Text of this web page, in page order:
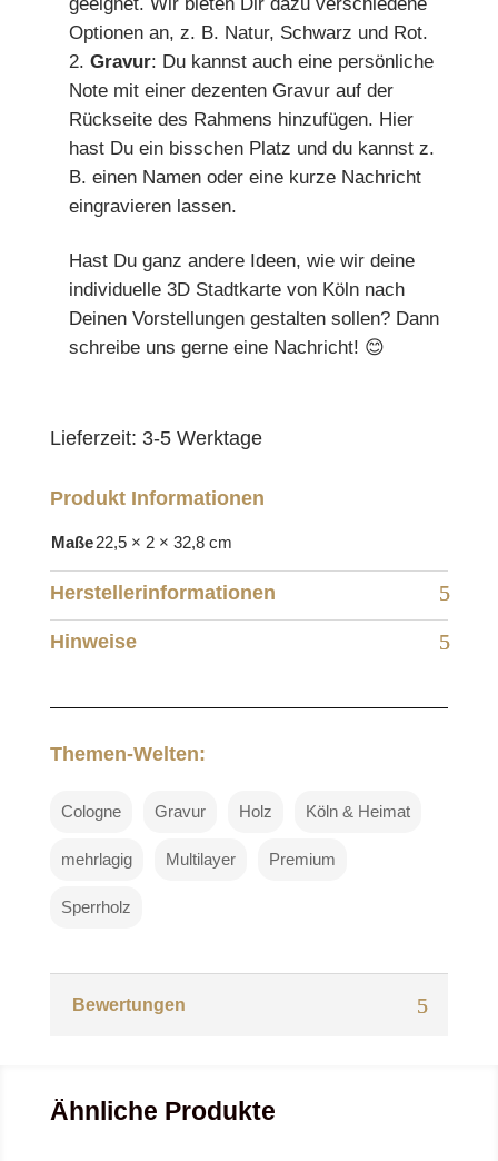
Optionen an, z. B. Natur, Schwarz und Rot.
Gravur: Du kannst auch eine persönliche
Note mit einer dezenten Gravur auf der
Rückseite des Rahmens hinzufügen. Hier
hast Du ein bisschen Platz und du kannst z.
B. einen Namen oder eine kurze Nachricht
eingravieren lassen.
Hast Du ganz andere Ideen, wie wir deine
individuelle 3D Stadtkarte von Köln nach
Deinen Vorstellungen gestalten sollen? Dann
schreibe uns gerne eine Nachricht! 😊
Lieferzeit: 3-5 Werktage
Produkt Informationen
Maße22,5 × 2 × 32,8 cm
Herstellerinformationen
Hinweise
Themen-Welten:
Cologne Gravur Holz Köln & Heimat
mehrlagig Multilayer Premium
Sperrholz
Bewertungen
Ähnliche Produkte